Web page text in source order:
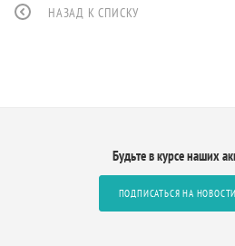
НАЗАД К СПИСКУ
Будьте в курсе наших
ПОДПИСАТЬСЯ НА